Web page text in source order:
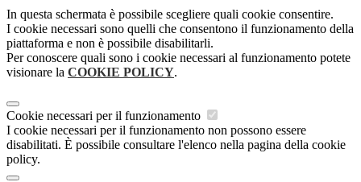
In questa schermata è possibile scegliere quali cookie consentire.
I cookie necessari sono quelli che consentono il funzionamento della
piattaforma e non è possibile disabilitarli.
Per conoscere quali sono i cookie necessari al funzionamento potete
visionare la COOKIE POLICY.
Cookie necessari per il funzionamento
I cookie necessari per il funzionamento non possono essere
disabilitati. È possibile consultare l'elenco nella pagina della cookie
policy.